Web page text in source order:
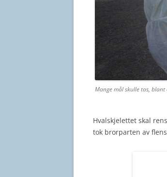
Mange mål skulle tas,
Hvalskjelettet skal
tok brorparten av